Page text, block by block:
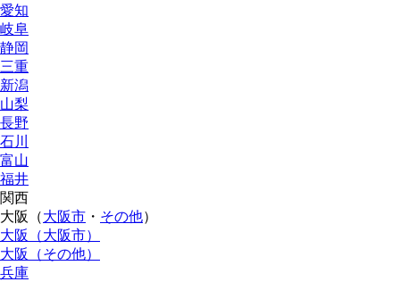
愛知
岐阜
静岡
三重
新潟
山梨
長野
石川
富山
福井
関西
大阪（大阪市 ・ その他）
大阪（大阪市）
大阪（その他）
兵庫